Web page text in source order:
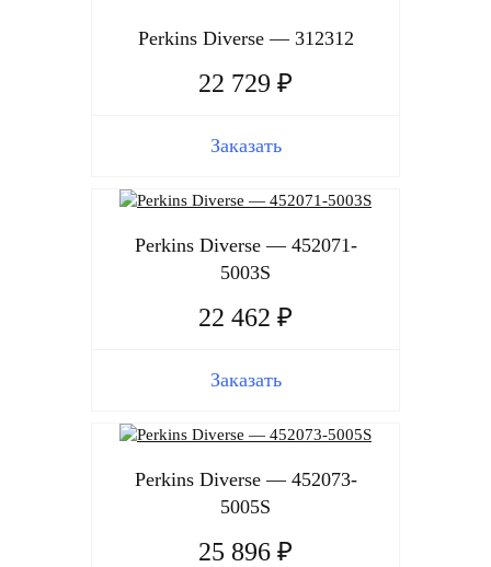
Perkins Diverse — 312312
22 729 ₽
Заказать
Perkins Diverse — 452071-
5003S
22 462 ₽
Заказать
Perkins Diverse — 452073-
5005S
25 896 ₽